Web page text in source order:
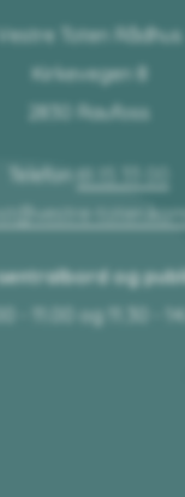
Vestre Toten Rådhus
Kirkevegen 8
2830 Raufoss
Telefon 61 15 33 00
og
- 11.00 og 11.30 -